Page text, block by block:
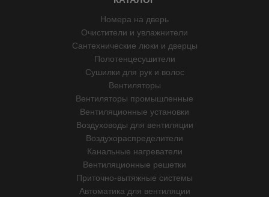
Номера на дверь
Очистители и увлажнители
Сантехнические люки и дверцы
Полотенцесушители
Сушилки для рук и волос
Вентиляторы
Вентиляторы промышленные
Вентиляционные установки
Воздуховоды для вентиляции
Воздухораспределители
Канальные нагреватели
Вентиляционные решетки
Приточно-вытяжные системы
Автоматика для вентиляции